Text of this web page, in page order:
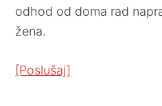
odhod od doma rad
žena.
[Poslušaj]